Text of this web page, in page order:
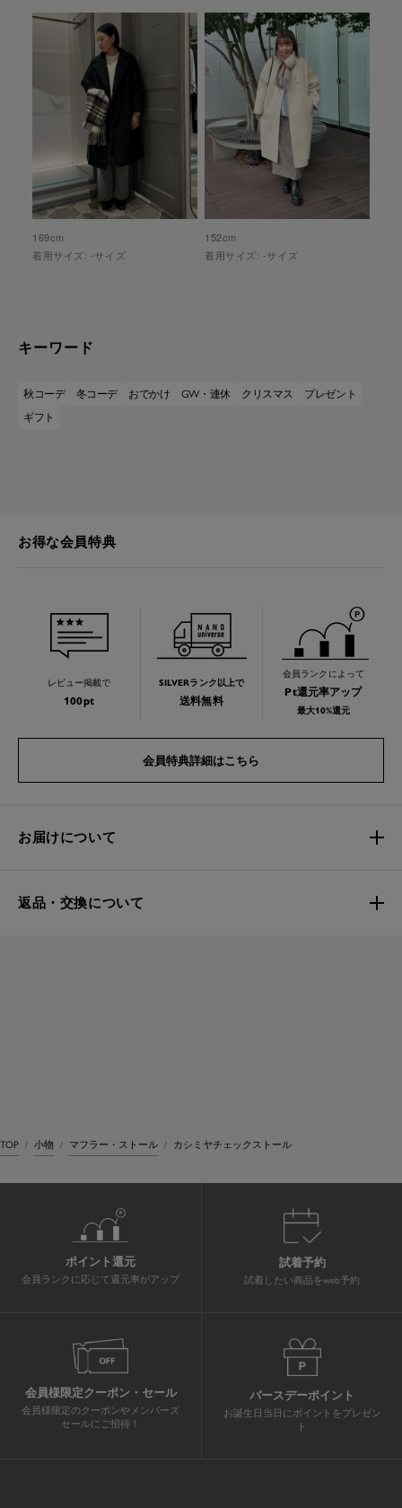
169cm
着用サイズ: -サイズ
152cm
着用サイズ: -サイズ
キーワード
秋コーデ 冬コーデ おでかけ GW・連休 クリスマス
プレゼント
ギフト
お得な会員特典
レビュー掲載で
100pt
SILVERランク以上で
送料無料
会員ランクによって
Pt還元率アップ
最大10%還元
会員特典詳細はこちら
お届けについて
返品・交換について
TOP 小物 マフラー・ストール カシミヤチェックストール
ポイント還元
会員ランクに応じて還元率がアップ
試着予約
試着したい商品をweb予約
会員様限定クーポン・セール
会員様限定のクーポンやメンバーズ
セールにご招待！
バースデーポイント
お誕生日当日にポイントをプレゼン
ト